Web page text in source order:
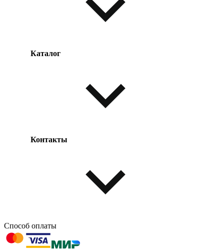
Таблица размеров
Каталог
Контакты
603004, г. Нижний Новгород, проспект Ленина, д. 95
Способ оплаты